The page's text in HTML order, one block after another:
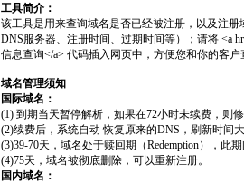
工具简介：
该工具是用来查询域名是否已经被注册，以及注
DNS服务器、注册时间、过期时间等）；请将 <a
信息查询</a> 代码插入网页中，方便您和你的客户
域名管理须知
国际域名：
(1) 到期当天暂停解析，如果在72小时未续费，则
(2)续费后，系统自动 恢复原来的DNS，刷新时间大
(3)39-70天，域名处于赎回期（Redemption），此
(4)75天，域名被彻底删除，可以重新注册。
国内域名：